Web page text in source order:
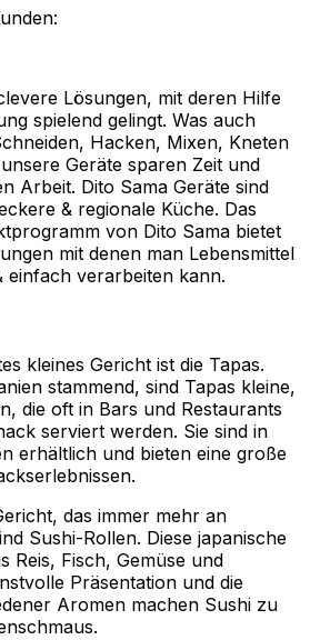
Lösungen, mit deren Hilfe
spielend gelingt. Was auch
Hacken, Mixen, Kneten
Geräte sparen Zeit und
Arbeit. Dito Sama Geräte sind
& regionale Küche. Das
von Dito Sama bietet
mit denen man Lebensmittel
verarbeiten kann.
kleines Gericht ist die Tapas.
stammend, sind Tapas kleine,
die oft in Bars und Restaurants
serviert werden. Sie sind in
erhältlich und bieten eine große
das immer mehr an
Sushi-Rollen. Diese japanische
Reis, Fisch, Gemüse und
Präsentation und die
Aromen machen Sushi zu